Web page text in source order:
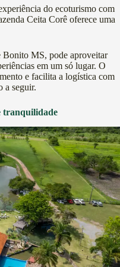
do ecoturismo com
Ceita Corê oferece uma
Bonito MS, pode aproveitar
em um só lugar. O
e facilita a logística com
a seguir.
tranquilidade